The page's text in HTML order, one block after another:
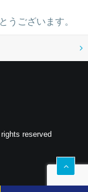
うございます。
reserved